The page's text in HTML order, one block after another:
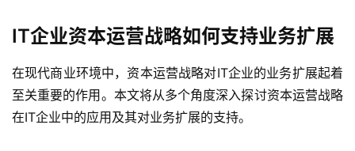
IT企业资本运营战略如何支持业务扩展
在现代商业环境中，资本运营战略对IT企业的业务扩展起着
至关重要的作用。本文将从多个角度深入探讨资本运营战略
在IT企业中的应用及其对业务扩展的支持。